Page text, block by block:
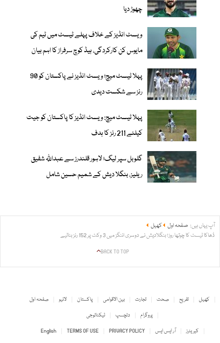
چھوڑ دیا
ویسٹ انڈیز کے خلاف پہلے ٹیسٹ میں ٹیم کی
مایوس کن کارکردگی، ہیڈ کوچ سرفراز کا اہم بیان
پہلا ٹیسٹ میچ؛ ویسٹ انڈیز نے پاکستان کو 90
رنز سے شکست دیدی
پہلا ٹیسٹ میچ: ویسٹ انڈیز کا پاکستان کو جیت
کیلئے 211 رنز کا ہدف
گلوبل سپر لیگ؛ لاہور قلندرز سے عبداللّٰہ شفیق
ریلیز، بنگلا دیش کے شمیم حسین شامل
آپ یہاں ہیں: صفحہ اول
کھیل
ڈھاکا ٹیسٹ کا چوتھا روز؛ بنگلادیش نے دوسری اننگز میں 3 وکٹ پر 152 رنز بنالیے
BACK TO TOP
صفحہ اول لائیو پاکستان بین الاقوامی تجارت صحت تفریح
کھیل
ٹیکنالوجی
دلچسپ
پروگرام
English
TERMS OF USE PRIVACY POLICY آر ایس ایس کیریئرز